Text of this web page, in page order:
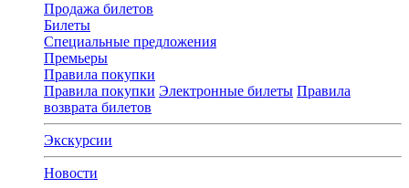
Продажа билетов
Билеты
Специальные предложения
Премьеры
Правила покупки
Правила покупки Электронные билеты Правила
возврата билетов
Экскурсии
Новости